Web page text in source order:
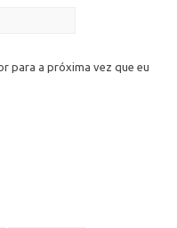
para a próxima vez que eu